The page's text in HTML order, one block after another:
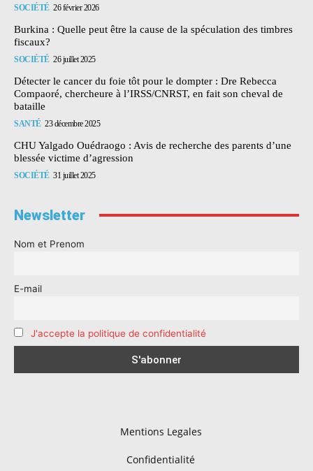
SOCIÉTÉ 26 février 2026
Burkina : Quelle peut être la cause de la spéculation des timbres
fiscaux?
SOCIÉTÉ 26 juillet 2025
Détecter le cancer du foie tôt pour le dompter : Dre Rebecca
Compaoré, chercheure à l’IRSS/CNRST, en fait son cheval de
bataille
SANTÉ 23 décembre 2025
CHU Yalgado Ouédraogo : Avis de recherche des parents d’une
blessée victime d’agression
SOCIÉTÉ 31 juillet 2025
Newsletter
Nom et Prenom
E-mail
J'accepte la politique de confidentialité
Mentions Legales
Confidentialité